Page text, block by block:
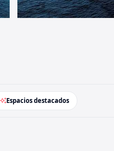
Espacios destacados